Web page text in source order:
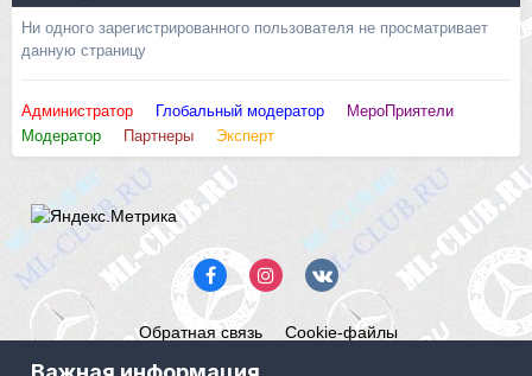
Ни одного зарегистрированного пользователя не просматривает
данную страницу
Администратор Глобальный модератор
МероПриятели
Модератор
Партнеры Эксперт
Обратная связь Cookie-файлы